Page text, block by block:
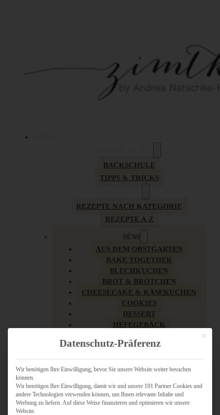
BACKSCHULE
TIPPS & TRICKS
REZEPTE NACH KATEGORIE
REZEPTE A-Z
SÜSS
AUS DEM OBSTGARTEN
BAKE TOGETHER
BLECHKUCHEN
BROT & BRÖTCHEN
CHEESECAKE & KÄSEKUCHEN
COOKIES
DESSERT
HEFEGEBÄCK
KUCHEN
LOW CARB & GESÜNDER
MY AMERICAN BAKERY
SCHOKOLADIGES
SÜSSES HAUPTGERICHT
Mit
Datenschutz-Präferenz
Wir benötigen Ihre Einwilligung, bevor Sie unsere Website weiter besuchen
können.
Wir benötigen Ihre Einwilligung, damit wir und unsere 191 Partner Cookies und
andere Technologien verwenden können, um Ihnen relevante Inhalte und
Werbung zu liefern. Auf diese Weise finanzieren und optimieren wir unsere
Website.